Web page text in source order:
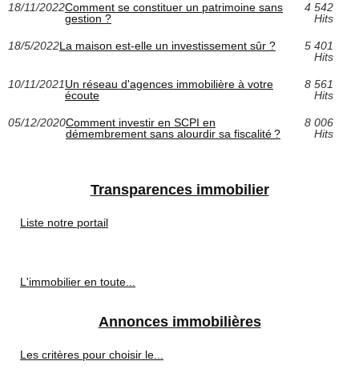
18/11/2022Comment se constituer un patrimoine sans
gestion ?
4 542
Hits
18/5/2022La maison est-elle un investissement sûr ?
5 401
Hits
10/11/2021Un réseau d'agences immobilière à votre
écoute
8 561
Hits
05/12/2020Comment investir en SCPI en
démembrement sans alourdir sa fiscalité ?
8 006
Hits
Transparences immobilier
Liste notre portail
L'immobilier en toute...
Annonces immobilières
Les critères pour choisir le...